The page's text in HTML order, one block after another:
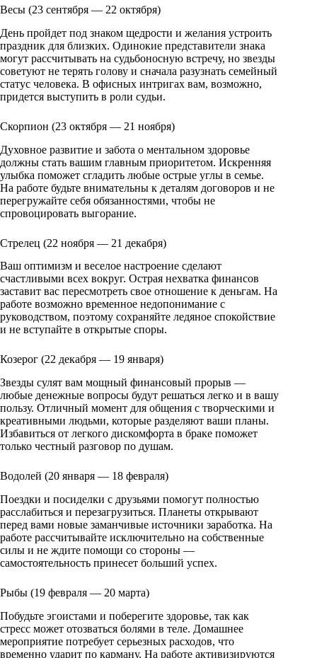
Весы (23 сентября — 22 октября)
День пройдет под знаком щедрости и желания устроить
праздник для близких. Одинокие представители знака
могут рассчитывать на судьбоносную встречу, но звезды
советуют не терять голову и сначала разузнать семейный
статус человека. В офисных интригах вам, возможно,
придется выступить в роли судьи.
Скорпион (23 октября — 21 ноября)
Духовное развитие и забота о ментальном здоровье
должны стать вашим главным приоритетом. Искренняя
улыбка поможет сгладить любые острые углы в семье.
На работе будьте внимательны к деталям договоров и не
перегружайте себя обязанностями, чтобы не
спровоцировать выгорание.
Стрелец (22 ноября — 21 декабря)
Ваш оптимизм и веселое настроение сделают
счастливыми всех вокруг. Острая нехватка финансов
заставит вас пересмотреть свое отношение к деньгам. На
работе возможно временное недопонимание с
руководством, поэтому сохраняйте ледяное спокойствие
и не вступайте в открытые споры.
Козерог (22 декабря — 19 января)
Звезды сулят вам мощный финансовый прорыв —
любые денежные вопросы будут решаться легко и в вашу
пользу. Отличный момент для общения с творческими и
креативными людьми, которые разделяют ваши планы.
Избавиться от легкого дискомфорта в браке поможет
только честный разговор по душам.
Водолей (20 января — 18 февраля)
Поездки и посиделки с друзьями помогут полностью
расслабиться и перезагрузиться. Планеты открывают
перед вами новые заманчивые источники заработка. На
работе рассчитывайте исключительно на собственные
силы и не ждите помощи со стороны —
самостоятельность принесет больший успех.
Рыбы (19 февраля — 20 марта)
Побудьте эгоистами и поберегите здоровье, так как
стресс может отозваться болями в теле. Домашнее
мероприятие потребует серьезных расходов, что
временно ударит по карману. На работе активизируются